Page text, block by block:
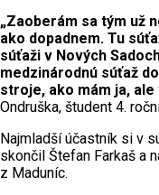
„Zaoberám sa tým už
ako dopadnem. Tu
súťaži v Nových
medzinárodnú súťaž
stroje, ako mám ja, ale
Ondruška, študent 4.
Najmladší účastník si v
skončil Štefan Farkaš a
z Maduníc.